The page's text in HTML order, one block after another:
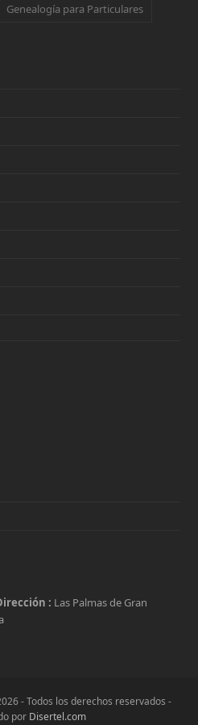
Genealogía para Particulares
: Las Palmas de Gran
- Todos los derechos reservados -
por Disertel.com